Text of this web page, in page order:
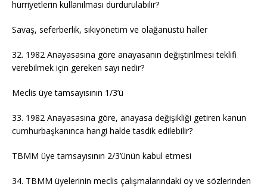
hürriyetlerin kullanılması durdurulabilir?
Savaş, seferberlik, sıkıyönetim ve olağanüstü haller
32. 1982 Anayasasına göre anayasanın değiştirilmesi teklifi
verebilmek için gereken sayı nedir?
Meclis üye tamsayısının 1/3’ü
33. 1982 Anayasasına göre, anayasa değişikliği getiren kanun
cumhurbaşkanınca hangi halde tasdik edilebilir?
TBMM üye tamsayısının 2/3’ünün kabul etmesi
34. TBMM üyelerinin meclis çalışmalarındaki oy ve sözlerinden